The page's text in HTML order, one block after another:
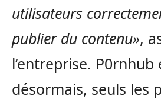
utilisateurs
publier du contenu»,
l’entreprise.
désormais, seuls les